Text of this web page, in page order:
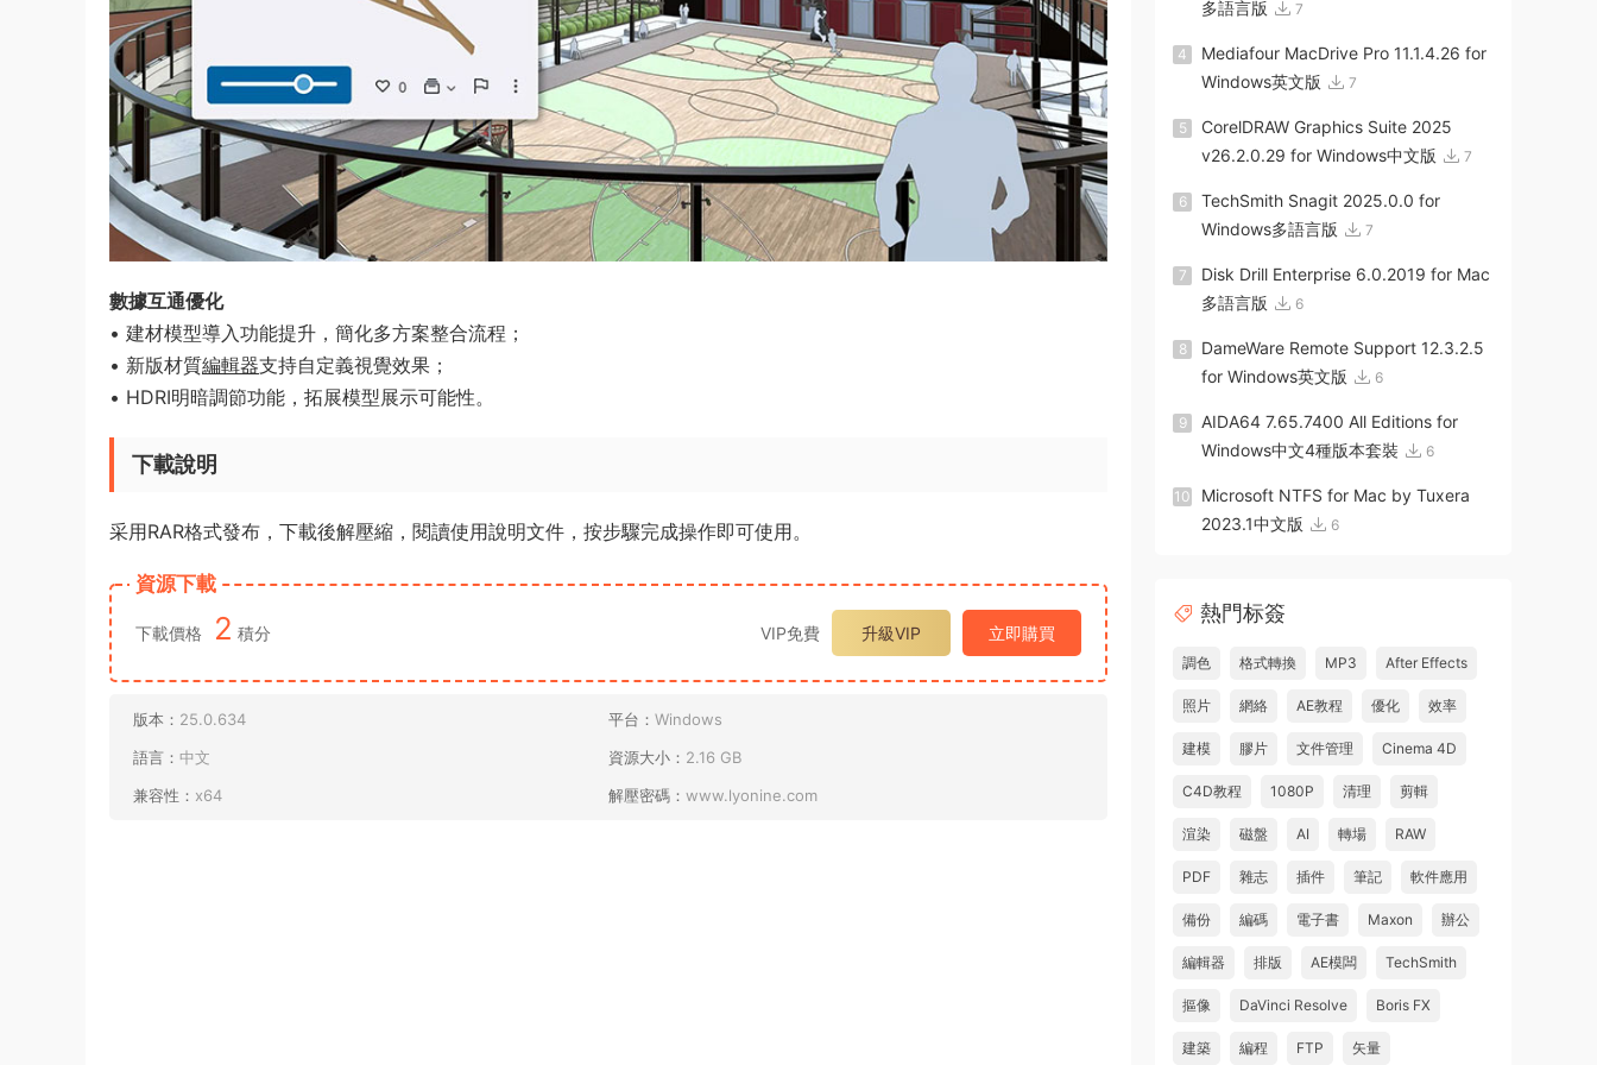
​數據互通優化​
• 建材模型導入功能提升，簡化多方案整合流程；
• 新版材質編輯器支持自定義視覺效果；
• HDRI明暗調節功能，拓展模型展示可能性。
下載說明
采用RAR格式發布，下載後解壓縮，閱讀使用說明文件，按步驟完成操作即可使用。
資源下載
下載價格 2 積分 VIP免費 升級VIP 立即購買
版本： 25.0.634 平台： Windows
語言： 中文 資源大小： 2.16 GB
兼容性： x64 解壓密碼： www.lyonine.com
多語言版 7
4
Mediafour MacDrive Pro 11.1.4.26 for
Windows英文版
7
5
CorelDRAW Graphics Suite 2025
v26.2.0.29 for Windows中文版
7
6
TechSmith Snagit 2025.0.0 for
Windows多語言版
7
7
Disk Drill Enterprise 6.0.2019 for Mac
多語言版
6
8
DameWare Remote Support 12.3.2.5
for Windows英文版
6
9
AIDA64 7.65.7400 All Editions for
Windows中文4種版本套裝
6
10
Microsoft NTFS for Mac by Tuxera
2023.1中文版
6
熱門标簽
調色 格式轉換 MP3 After Effects
照片 網絡 AE教程 優化 效率
建模 膠片 文件管理 Cinema 4D
C4D教程 1080P 清理 剪輯
渲染 磁盤 AI 轉場 RAW
PDF 雜志 插件 筆記 軟件應用
備份 編碼 電子書 Maxon 辦公
編輯器 排版 AE模闆 TechSmith
摳像 DaVinci Resolve Boris FX
建築 編程 FTP 矢量